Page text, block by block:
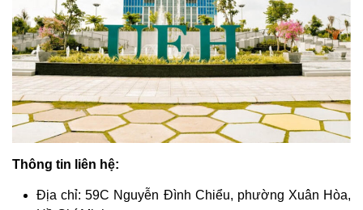
Thông tin liên hệ:
Địa chỉ: 59C Nguyễn Đình Chiểu, phường Xuân Hòa,